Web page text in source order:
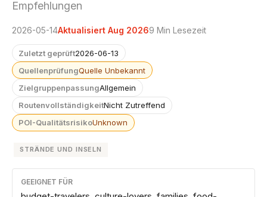
Empfehlungen
2026-05-14Aktualisiert Aug 20269 Min Lesezeit
Zuletzt geprüft2026-06-13
QuellenprüfungQuelle Unbekannt
ZielgruppenpassungAllgemein
RoutenvollständigkeitNicht Zutreffend
POI-QualitätsrisikoUnknown
STRÄNDE UND INSELN
GEEIGNET FÜR